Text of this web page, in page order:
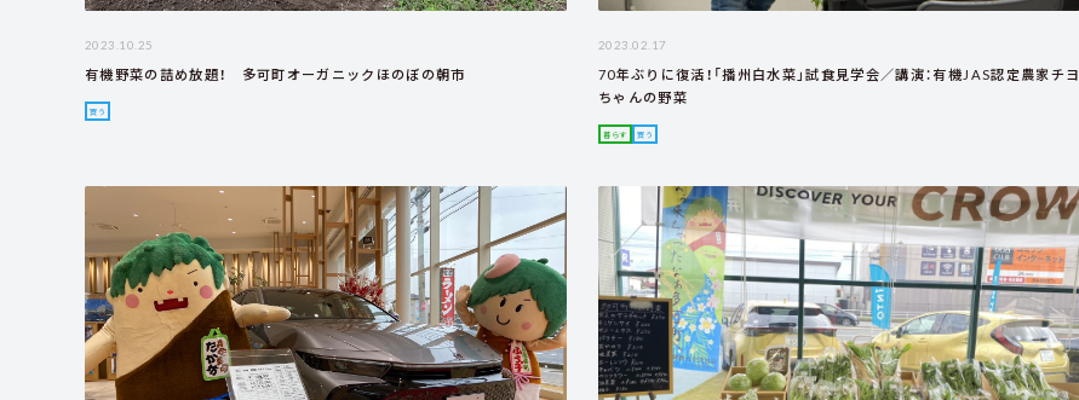
2023.10.25
有機野菜の詰め放題！ 多可町オーガニックほのぼの朝市
買う
2023.02.17
70年ぶりに復活！「播州白水菜」試食見学会／講演：有機JAS認定農家チヨ
ちゃんの野菜
暮らす 買う